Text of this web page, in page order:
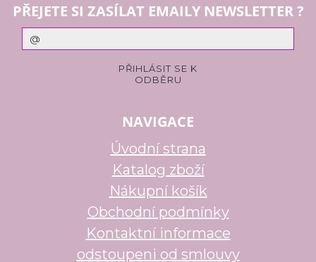
PŘEJETE SI ZASÍLAT EMAILY NEWSLETTER ?
NAVIGACE
Úvodní strana
Katalog zboží
Nákupní košík
Obchodní podmínky
Kontaktní informace
odstoupeni od smlouvy